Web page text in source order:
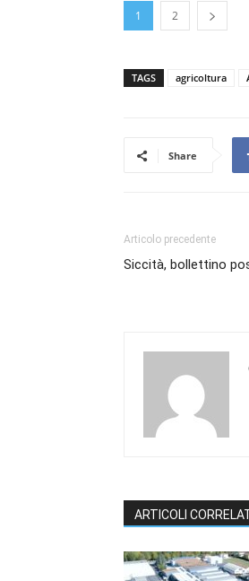
1 2
TAGS agricoltura
Share
Articolo precedente
Siccità, bollettino
ARTICOLI